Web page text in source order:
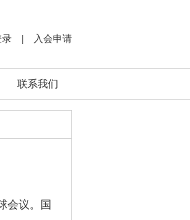
录 | 入会申请
联系我们
会议。国